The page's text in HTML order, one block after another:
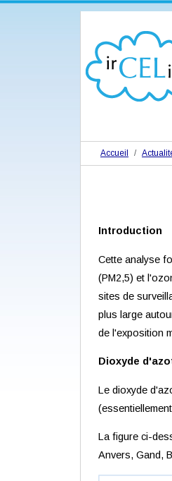
Accueil
Introduction
Cette analyse
(PM2,5) et
sites de
plus large
de l'exposition
Dioxyde
Le dioxyde
La figure ci-
Anvers, Gand,